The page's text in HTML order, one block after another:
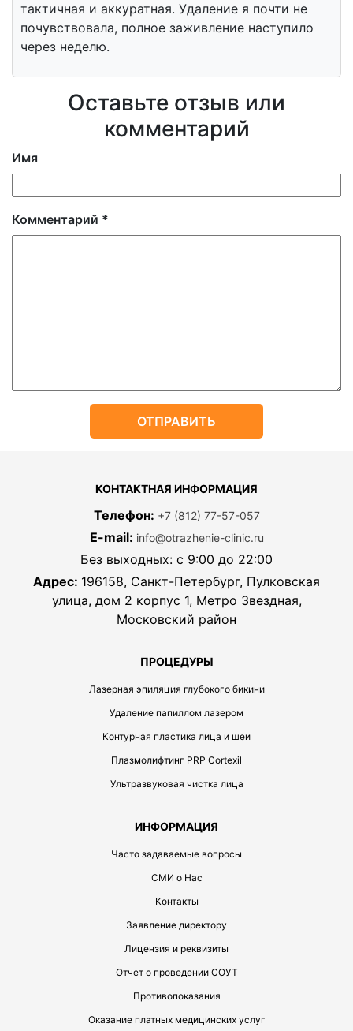
тактичная и аккуратная. Удаление я почти не
почувствовала, полное заживление наступило
через неделю.
Оставьте отзыв или
комментарий
Комментарий *
Имя
КОНТАКТНАЯ ИНФОРМАЦИЯ
Телефон: +7 (812) 77-57-057
E-mail: info@otrazhenie-clinic.ru
Без выходных: с 9:00 до 22:00
Адрес: 196158, Санкт-Петербург, Пулковская
улица, дом 2 корпус 1, Метро Звездная,
Московский район
ПРОЦЕДУРЫ
Лазерная эпиляция глубокого бикини
Удаление папиллом лазером
Контурная пластика лица и шеи
Плазмолифтинг PRP Cortexil
Ультразвуковая чистка лица
ИНФОРМАЦИЯ
Часто задаваемые вопросы
СМИ о Нас
Контакты
Заявление директору
Лицензия и реквизиты
Отчет о проведении СОУТ
Противопоказания
Оказание платных медицинских услуг